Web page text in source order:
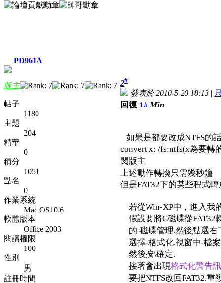
PD961A
版主
帖子
1180
主題
204
精華
0
積分
1051
點名
0
作業系統
Mac.OS10.6
軟體版本
Office 2003
閱讀權限
100
性別
男
註冊時間
2#
發表於 2010-5-20 18:13 |
回復 1# Min
如果是都要改成NTFS的
convert x: /fs:ntfs(x為要轉
閔版主
上述動作轉換只需幾秒鐘
但是FAT32下的某些程式
若從Win-XP中，進入我
假設要將C磁碟從FAT32
的-磁碟管理.然後點選右
選擇-格式化.視窗中-檔
然後按\確定.
接著會出現格式化警告
要把NTFS改回FAT32.重